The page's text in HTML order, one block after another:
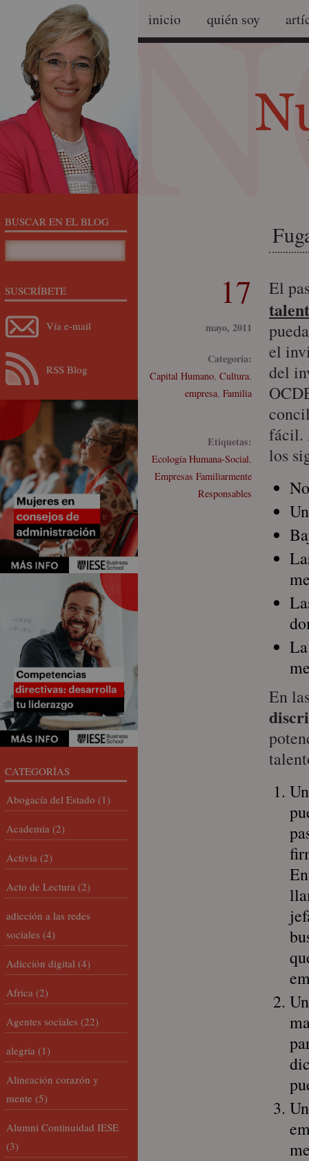
inicio quién soy
17
mayo, 2011
Categoría:
Capital Humano, Cultura,
empresa, Familia
Etiquetas:
Ecología Humana-Social,
Empresas Familiarmente
Responsables
El
el
del
fácil.
los
En
BUSCAR EN EL BLOG
SUSCRÍBETE
Vía e-mail
RSS Blog
CATEGORÍAS
Abogacía del Estado (1)
Academia (2)
Activia (2)
Acto de Lectura (2)
adicción a las redes
sociales (4)
Adicción digital (4)
Africa (2)
Agentes sociales (22)
alegría (1)
Alineación corazón y
mente (5)
Alumni Continuidad IESE
(3)